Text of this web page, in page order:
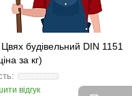
будiвельний DIN 1151
за кг)
відгук